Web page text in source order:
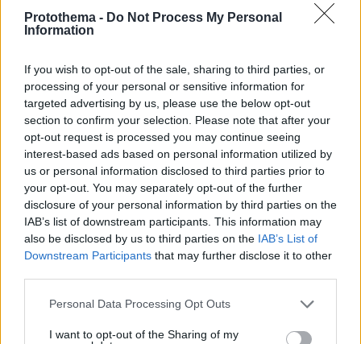
Protothema - Do Not Process My Personal
Information
If you wish to opt-out of the sale, sharing to third parties, or
processing of your personal or sensitive information for
targeted advertising by us, please use the below opt-out
section to confirm your selection. Please note that after your
opt-out request is processed you may continue seeing
interest-based ads based on personal information utilized by
us or personal information disclosed to third parties prior to
your opt-out. You may separately opt-out of the further
disclosure of your personal information by third parties on the
IAB’s list of downstream participants. This information may
also be disclosed by us to third parties on the IAB’s List of
Downstream Participants that may further disclose it to other
Please note that this website/app uses one or more Google
not limited to your visit or usage behaviour. You may click to
Personal Data Processing Opt Outs
I want to opt-out of the Sharing of my
Cut The Rope Northern Heights Candy
ΔΕΙΤΕ ΟΛΑ ΤΑ GAMES
Best of Network